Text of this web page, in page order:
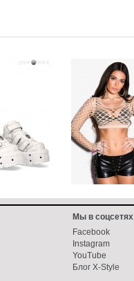
Мы в соцсетях
Facebook
Instagram
YouTube
Блог X-Style